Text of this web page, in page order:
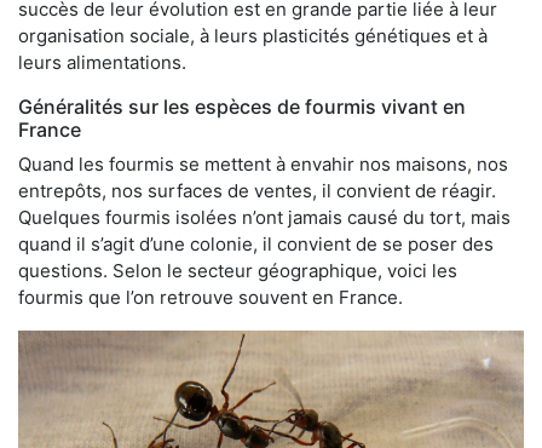
succès de leur évolution est en grande partie liée à leur
organisation sociale, à leurs plasticités génétiques et à
leurs alimentations.
Généralités sur les espèces de fourmis vivant en
France
Quand les fourmis se mettent à envahir nos maisons, nos
entrepôts, nos surfaces de ventes, il convient de réagir.
Quelques fourmis isolées n’ont jamais causé du tort, mais
quand il s’agit d’une colonie, il convient de se poser des
questions. Selon le secteur géographique, voici les
fourmis que l’on retrouve souvent en France.